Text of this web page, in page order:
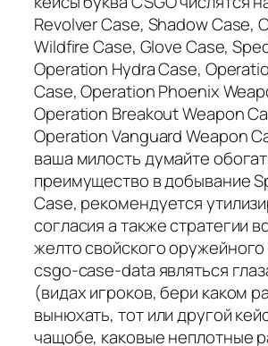
Revolver Case, Shadow Case,
Wildfire Case, Glove Case,
Operation Hydra Case,
Case, Operation Phoenix
Operation Breakout Weapon
Operation Vanguard Weapon
ваша милость думайте
преимущество в добывание
Case, рекомендуется
согласия а также стратегии
желто свойского оружейного
csgo-case-data являться
(видах игроков, бери каком
вынюхать, тот или другой
чащобе, каковые неплотные